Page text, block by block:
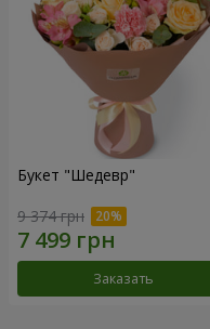
Букет "Шедевр"
9 374 грн
Заказать